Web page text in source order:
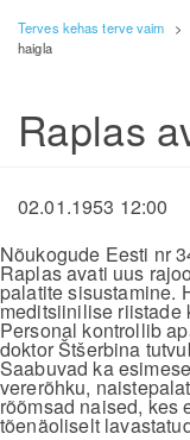
Terves kehas terve vaim >
haigla
Raplas
02.01.1953 12:00
Nõukogude Eesti nr
Raplas avati uus
palatite sisustamine.
meditsiinilise riistade
Personal kontrollib
doktor Štšerbina
Saabuvad ka
vererõhku,
rõõmsad naised, kes
tõenäoliselt